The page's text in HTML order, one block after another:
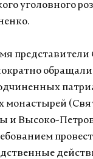
уголовного
представители
монастырей
и Высоко-